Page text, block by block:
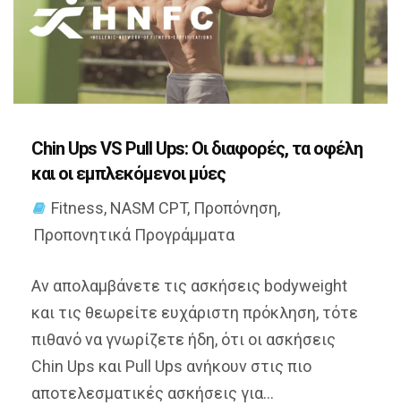
Chin Ups VS Pull Ups: Oι διαφορές, τα οφέλη
και οι εμπλεκόμενοι μύες
Fitness, NASM CPT, Προπόνηση,
Προπονητικά Προγράμματα
Αν απολαμβάνετε τις ασκήσεις bodyweight
και τις θεωρείτε ευχάριστη πρόκληση, τότε
πιθανό να γνωρίζετε ήδη, ότι οι ασκήσεις
Chin Ups και Pull Ups ανήκουν στις πιο
αποτελεσματικές ασκήσεις για...